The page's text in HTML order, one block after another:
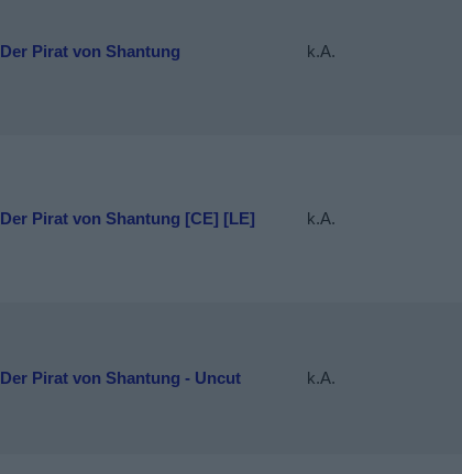
Der Pirat von Shantung k.A.
Der Pirat von Shantung [CE] [LE] k.A.
Der Pirat von Shantung - Uncut k.A.